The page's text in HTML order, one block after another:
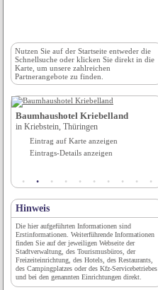
Nutzen Sie auf der Startseite entweder die
Schnellsuche oder klicken Sie direkt in die
Karte, um unsere zahlreichen
Partnerangebote zu finden.
Baumhaushotel Kriebelland
in Kriebstein, Thüringen
Eintrag auf Karte anzeigen
Eintrags-Details anzeigen
Hinweis
Die hier aufgeführten Informationen sind
Erstinformationen. Weiterführende Informationen
finden Sie auf der jeweiligen Webseite der
Stadtverwaltung, des Tourismusbüros, der
Freizeiteinrichtung, des Hotels, des Restaurants,
des Campingplatzes oder des Kfz-Servicebetriebes
und bei den genannten Einrichtungen direkt.